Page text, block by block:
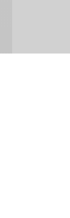
strutturata che
curando